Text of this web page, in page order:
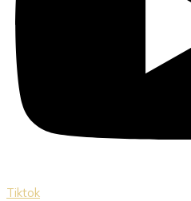
Tiktok